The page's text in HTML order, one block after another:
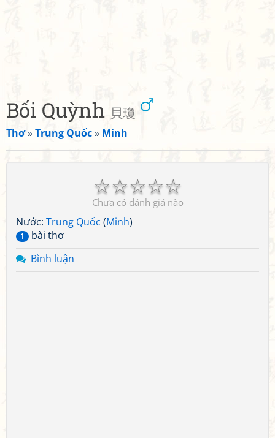
Bối Quỳnh 貝瓊
Thơ»Trung Quốc» Minh
☆
☆
☆
☆
☆
Chưa có đánh giá nào
Nước: Trung Quốc (Minh)
1
bài thơ
Bình luận